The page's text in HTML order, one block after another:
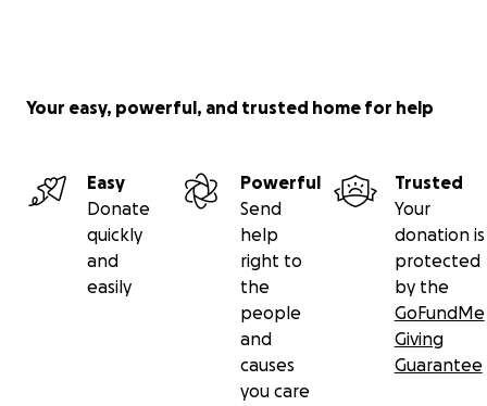
Your easy, powerful, and trusted home for help
Easy
Donate
quickly
and
easily
Powerful
Send
help
right to
the
people
and
causes
you care
Trusted
Your
donation is
protected
by the
GoFundMe
Giving
Guarantee